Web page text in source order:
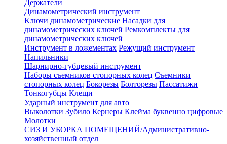
Держатели
Динамометрический инструмент
Ключи динамометрические Насадки для
динамометрических ключей Ремкомплекты для
динамометрических ключей
Инструмент в ложементах Режущий инструмент
Напильники
Шарнирно-губцевый инструмент
Наборы съемников стопорных колец Съемники
стопорных колец Бокорезы Болторезы Пассатижи
Тонкогубцы Клещи
Ударный инструмент для авто
Выколотки Зубило Кернеры Клейма буквенно цифровые
Молотки
СИЗ И УБОРКА ПОМЕЩЕНИЙ/Административно-
хозяйственный отдел